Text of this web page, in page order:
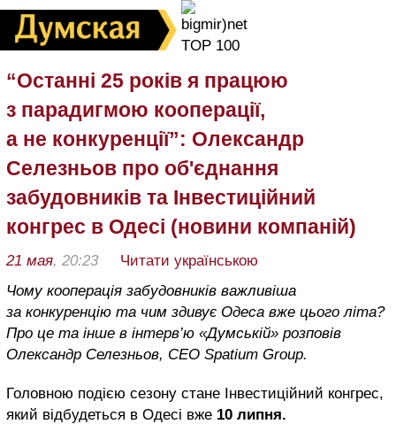
“Останні 25 років я працюю
з парадигмою кооперації,
а не конкуренції”: Олександр
Селезньов про об'єднання
забудовників та Інвестиційний
конгрес в Одесі (новини компаній)
21 мая, 20:23
Читати українською
Чому кооперація забудовників важливіша
за конкуренцію та чим здивує Одеса вже цього літа?
Про це та інше в інтерв’ю «Думській» розповів
Олександр Селезньов, CEO Spatium Group.
Головною подією сезону стане Інвестиційний конгрес,
який відбудеться в Одесі вже 10 липня.